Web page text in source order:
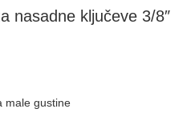
nasadne ključeve 3/8″
male gustine